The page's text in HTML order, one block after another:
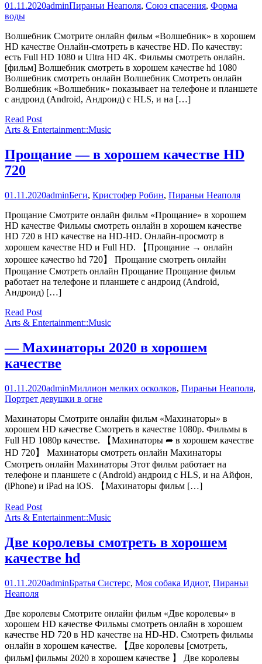
01.11.2020adminПираньи Неаполя, Союз спасения, Форма
воды
Волшебник Смотрите онлайн фильм «Волшебник» в хорошем
HD качестве Онлайн-смотреть в качестве HD. По качеству:
есть Full HD 1080 и Ultra HD 4K. Фильмы смотреть онлайн.
[фильм] Волшебник смотреть в хорошем качестве hd 1080
Волшебник смотреть онлайн Волшебник Смотреть онлайн
Волшебник «Волшебник» показывает на телефоне и планшете
с андроид (Android, Андроид) с HLS, и на […]
Read Post
Arts & Entertainment::Music
Прощание — в хорошем качестве HD
720
01.11.2020adminБеги, Кристофер Робин, Пираньи Неаполя
Прощание Смотрите онлайн фильм «Прощание» в хорошем
HD качестве Фильмы смотреть онлайн в хорошем качестве
HD 720 в HD качестве на HD-HD. Онлайн-просмотр в
хорошем качестве HD и Full HD. 【Прощание → онлайн
хорошее качество hd 720】 Прощание смотреть онлайн
Прощание Смотреть онлайн Прощание Прощание фильм
работает на телефоне и планшете с андроид (Android,
Андроид) […]
Read Post
Arts & Entertainment::Music
— Махинаторы 2020 в хорошем
качестве
01.11.2020adminМиллион мелких осколков, Пираньи Неаполя,
Портрет девушки в огне
Махинаторы Смотрите онлайн фильм «Махинаторы» в
хорошем HD качестве Смотреть в качестве 1080p. Фильмы в
Full HD 1080p качестве. 【Махинаторы ➦ в хорошем качестве
HD 720】 Махинаторы смотреть онлайн Махинаторы
Смотреть онлайн Махинаторы Этот фильм работает на
телефоне и планшете с (Android) андроид с HLS, и на Айфон,
(iPhone) и iPad на iOS. 【Махинаторы фильм […]
Read Post
Arts & Entertainment::Music
Две королевы смотреть в хорошем
качестве hd
01.11.2020adminБратья Систерс, Моя собака Идиот, Пираньи
Неаполя
Две королевы Смотрите онлайн фильм «Две королевы» в
хорошем HD качестве Фильмы смотреть онлайн в хорошем
качестве HD 720 в HD качестве на HD-HD. Смотреть фильмы
онлайн в хорошем качестве. 【Две королевы [смотреть,
фильм] фильмы 2020 в хорошем качестве 】 Две королевы